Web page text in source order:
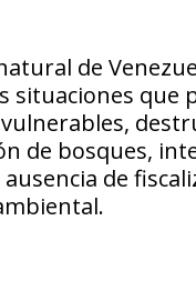
de
situaciones que
de bosques,
de